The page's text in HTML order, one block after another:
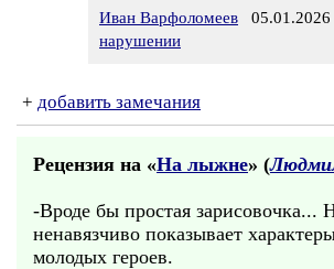
Иван Варфоломеев 05.01.2026
нарушении
+ добавить замечания
Рецензия на «На лыжне» (
-Вроде бы простая зарисовочка...
ненавязчиво показывает
молодых героев.